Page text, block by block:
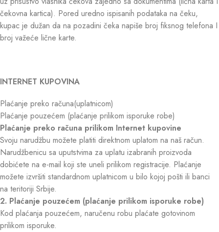
čekovna kartica). Pored uredno ispisanih podataka na čeku,
kupac je dužan da na pozadini čeka napiše broj fiksnog telefona I
broj važeće lične karte.
INTERNET KUPOVINA
Plaćanje preko računa(uplatnicom)
Plaćanje pouzećem (plaćanje prilikom isporuke robe)
Plaćanje preko računa prilikom Internet kupovine
Svoju narudžbu možete platiti direktnom uplatom na naš račun.
Narudžbenicu sa uputstvima za uplatu izabranih proizvoda
dobićete na e-mail koji ste uneli prilikom registracije. Plaćanje
možete izvršiti standardnom uplatnicom u bilo kojoj pošti ili banci
na teritoriji Srbije.
2. Plaćanje pouzećem (plaćanje prilikom isporuke robe)
Kod plaćanja pouzećem, naručenu robu plaćate gotovinom
prilikom isporuke.